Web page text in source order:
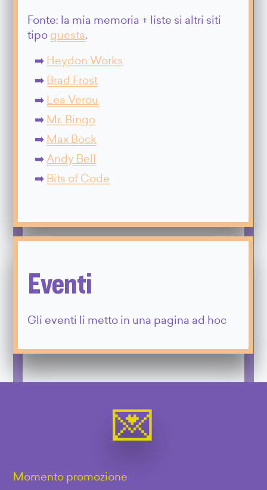
Fonte: la mia memoria + liste si altri siti
tipo questa.
Heydon Works
Brad Frost
Lea Verou
Mr. Bingo
Max Böck
Andy Bell
Bits of Code
Eventi
Gli eventi li metto in una pagina ad hoc
Momento promozione